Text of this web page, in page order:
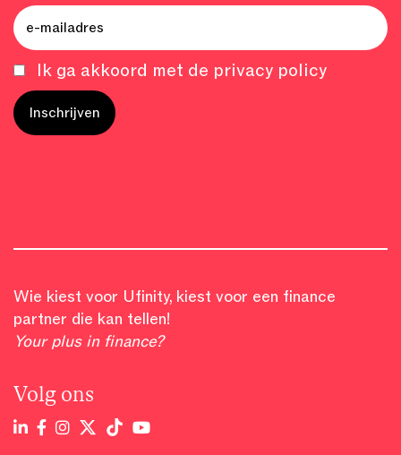
Ik ga akkoord met de privacy policy
Wie kiest voor Ufinity, kiest voor een finance
partner die kan tellen!
Your plus in finance?
Volg ons